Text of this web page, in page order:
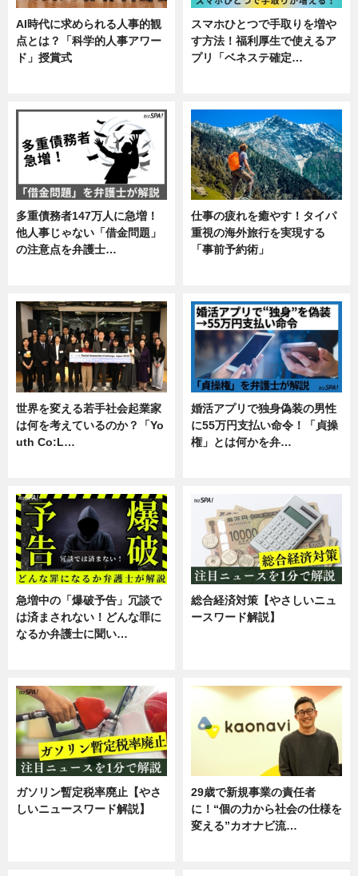
AI時代に求められる人事的観
点とは？「科学的人事アワー
ド」授賞式
スマホひとつで手取りを増や
す方法！福利厚生で使えるア
プリ「ベネステ確定…
多重債務者147万人に急増！
他人事じゃない「借金問題」
の注意点を弁護士…
仕事の疲れを癒やす！タイパ
重視の海外旅行を実現する
「事前予約術」
世界を変える若手社会起業家
は何を考えているのか？「Yo
uth Co:L…
婚活アプリで独身偽装の男性
に55万円支払い命令！「貞操
権」とは何かを弁…
急増中の「爆破予告」冗談で
は済まされない！どんな罪に
なるか弁護士に聞い…
総合経済対策【やさしいニュ
ースワード解説】
ガソリン暫定税率廃止【やさ
しいニュースワード解説】
29歳で新規事業の責任者
に！“個の力から社会の仕様を
変える”カオナビ流…